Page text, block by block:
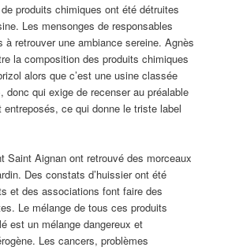
produits chimiques ont été détruites
Les mensonges de responsables
à retrouver une ambiance sereine. Agnès
la composition des produits chimiques
alors que c’est une usine classée
donc qui exige de recenser au préalable
ce qui donne le triste label
Saint Aignan ont retrouvé des morceaux
Des constats d’huissier ont été
et des associations font faire des
Le mélange de tous ces produits
est un mélange dangereux et
Les cancers, problèmes